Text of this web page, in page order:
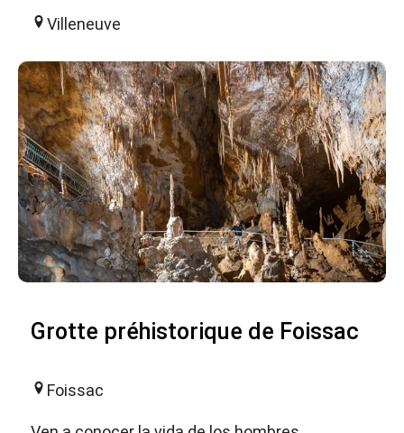
Villeneuve
Grotte préhistorique de Foissac
Foissac